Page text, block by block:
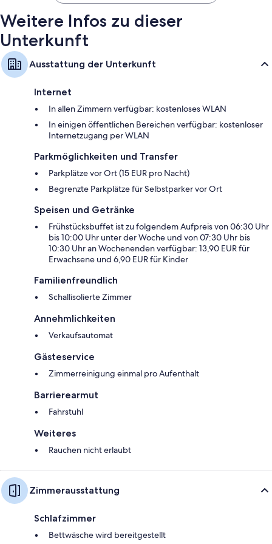
Weitere Infos zu dieser
Unterkunft
Ausstattung der Unterkunft
Internet
In allen Zimmern verfügbar: kostenloses WLAN
In einigen öffentlichen Bereichen verfügbar: kostenloser
Internetzugang per WLAN
Parkmöglichkeiten und Transfer
Parkplätze vor Ort (15 EUR pro Nacht)
Begrenzte Parkplätze für Selbstparker vor Ort
Speisen und Getränke
Frühstücksbuffet ist zu folgendem Aufpreis von 06:30 Uhr
bis 10:00 Uhr unter der Woche und von 07:30 Uhr bis
10:30 Uhr an Wochenenden verfügbar: 13,90 EUR für
Erwachsene und 6,90 EUR für Kinder
Familienfreundlich
Schallisolierte Zimmer
Annehmlichkeiten
Verkaufsautomat
Gästeservice
Zimmerreinigung einmal pro Aufenthalt
Barrierearmut
Fahrstuhl
Weiteres
Rauchen nicht erlaubt
Zimmerausstattung
Schlafzimmer
Bettwäsche wird bereitgestellt